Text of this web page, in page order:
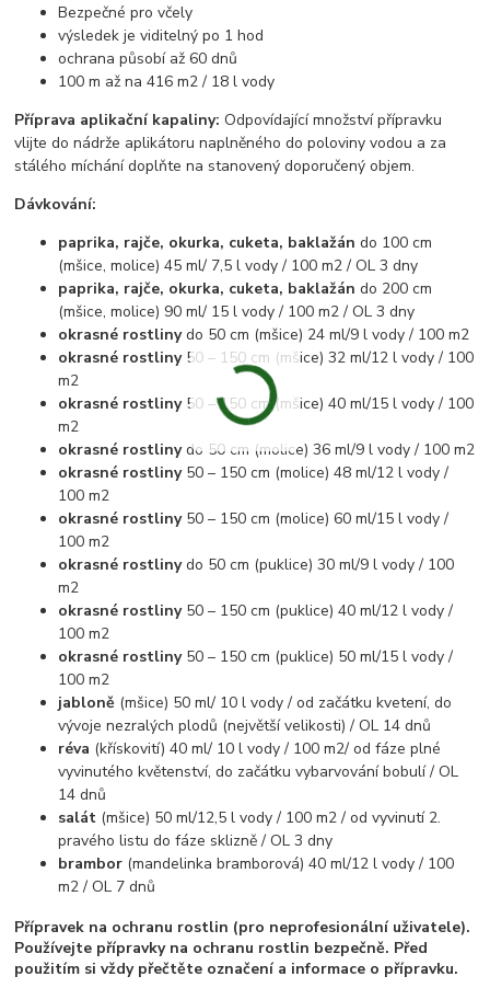
Bezpečné pro včely
výsledek je viditelný po 1 hod
ochrana působí až 60 dnů
100 m až na 416 m2 / 18 l vody
Příprava aplikační kapaliny:Odpovídající množství přípravku
vlijte do nádrže aplikátoru naplněného do poloviny vodou a za
stálého míchání doplňte na stanovený doporučený objem.
Dávkování:
paprika, rajče, okurka, cuketa, baklažándo 100 cm
(mšice, molice) 45 ml/ 7,5 l vody / 100 m2 / OL 3 dny
paprika, rajče, okurka, cuketa, baklažándo 200 cm
(mšice, molice) 90 ml/ 15 l vody / 100 m2 / OL 3 dny
okrasné rostlinydo 50 cm (mšice) 24 ml/9 l vody / 100 m2
okrasné rostliny 50 – 150 cm (mšice) 32 ml/12 l vody / 100
m2
okrasné rostliny 50 – 150 cm (mšice) 40 ml/15 l vody / 100
m2
okrasné rostlinydo 50 cm (molice) 36 ml/9 l vody / 100 m2
okrasné rostliny 50 – 150 cm (molice) 48 ml/12 l vody /
100 m2
okrasné rostliny 50 – 150 cm (molice) 60 ml/15 l vody /
100 m2
okrasné rostlinydo 50 cm (puklice) 30 ml/9 l vody / 100
m2
okrasné rostliny 50 – 150 cm (puklice) 40 ml/12 l vody /
100 m2
okrasné rostliny 50 – 150 cm (puklice) 50 ml/15 l vody /
100 m2
jabloně (mšice) 50 ml/ 10 l vody / od začátku kvetení, do
vývoje nezralých plodů (největší velikosti) / OL 14 dnů
réva (křískovití) 40 ml/ 10 l vody / 100 m2/ od fáze plné
vyvinutého květenství, do začátku vybarvování bobulí / OL
14 dnů
salát (mšice) 50 ml/12,5 l vody / 100 m2 / od vyvinutí 2.
pravého listu do fáze sklizně / OL 3 dny
brambor (mandelinka bramborová) 40 ml/12 l vody / 100
m2 / OL 7 dnů
Přípravek na ochranu rostlin (pro neprofesionální uživatele).
Používejte přípravky na ochranu rostlin bezpečně. Před
použitím si vždy přečtěte označení a informace o přípravku.